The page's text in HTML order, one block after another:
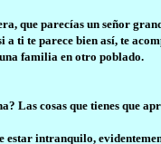
que parecías un señor
a ti te parece bien así, te
familia en otro poblado.
Las cosas que tienes que
estar intranquilo,